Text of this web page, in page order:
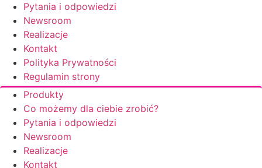
Pytania i odpowiedzi
Newsroom
Realizacje
Kontakt
Polityka Prywatności
Regulamin strony
Produkty
Co możemy dla ciebie zrobić?
Pytania i odpowiedzi
Newsroom
Realizacje
Kontakt